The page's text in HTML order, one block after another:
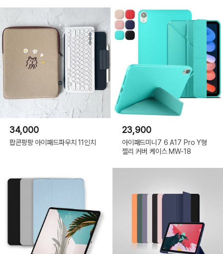
34,000
팝콘팡팡 아이패드파우치 11인치
23,900
아이패드미니7 6 A17 Pro Y형
젤리 커버 케이스 MW-18